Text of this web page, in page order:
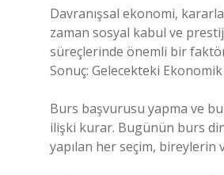
Davranışsal ekonomi,
zaman sosyal kabul ve
süreçlerinde önemli bir
Sonuç: Gelecekteki
Burs başvurusu yapma ve
ilişki kurar. Bugünün burs
yapılan her seçim, bireylerin